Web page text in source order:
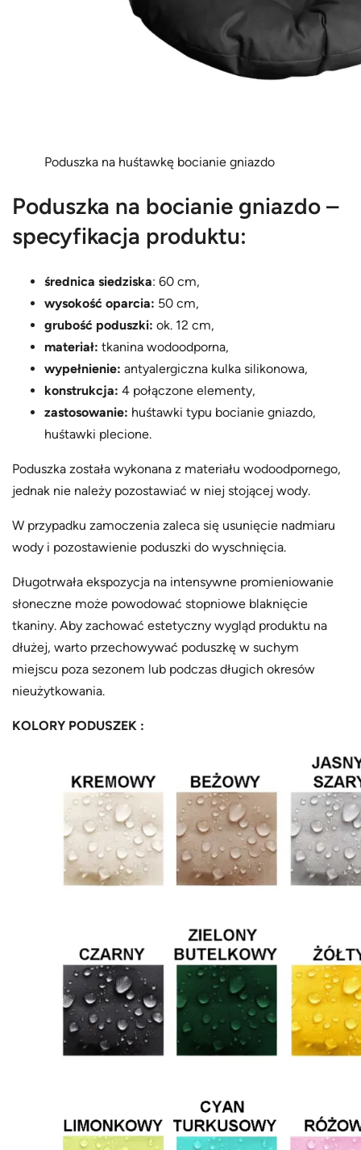
Poduszka na huśtawkę bocianie gniazdo
Poduszka na bocianie gniazdo –
specyfikacja produktu:
średnica siedziska: 60 cm,
wysokość oparcia: 50 cm,
grubość poduszki: ok. 12 cm,
materiał: tkanina wodoodporna,
wypełnienie: antyalergiczna kulka silikonowa,
konstrukcja: 4 połączone elementy,
zastosowanie: huśtawki typu bocianie gniazdo,
huśtawki plecione.
Poduszka została wykonana z materiału wodoodpornego,
jednak nie należy pozostawiać w niej stojącej wody.
W przypadku zamoczenia zaleca się usunięcie nadmiaru
wody i pozostawienie poduszki do wyschnięcia.
Długotrwała ekspozycja na intensywne promieniowanie
słoneczne może powodować stopniowe blaknięcie
tkaniny. Aby zachować estetyczny wygląd produktu na
dłużej, warto przechowywać poduszkę w suchym
miejscu poza sezonem lub podczas długich okresów
nieużytkowania.
KOLORY PODUSZEK :